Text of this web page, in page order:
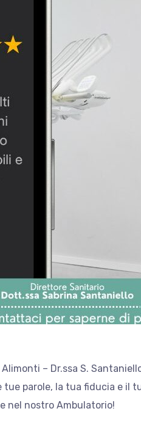
– Dr.ssa S.
parole, la tua fiducia e il
nel nostro Ambulatorio!